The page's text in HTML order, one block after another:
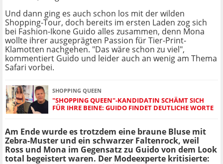
Und dann ging es auch schon los mit der wilden
Shopping-Tour, doch bereits im ersten Laden zog sich
bei Fashion-Ikone Guido alles zusammen, denn Mona
wollte ihrer ausgeprägten Passion für Tier-Print-
Klamotten nachgehen. "Das wäre schon zu viel",
kommentiert Guido und leider auch an wenig am Thema
Safari vorbei.
SHOPPING QUEEN
"SHOPPING QUEEN"-KANDIDATIN SCHÄMT SICH
FÜR IHRE BEINE: GUIDO FINDET DEUTLICHE WORTE
Am Ende wurde es trotzdem eine braune Bluse mit
Zebra-Muster und ein schwarzer Faltenrock, weil
Ross und Mona im Gegensatz zu Guido von dem Look
total begeistert waren. Der Modeexperte kritisierte: